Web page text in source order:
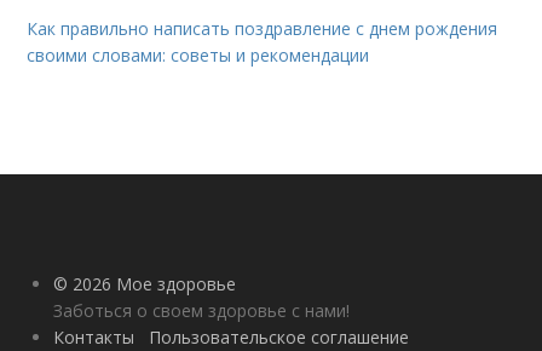
Как правильно написать поздравление с днем рождения
своими словами: советы и рекомендации
© 2026 Мое здоровье
Заботься о своем здоровье с нами!
Контакты
Пользовательское соглашение